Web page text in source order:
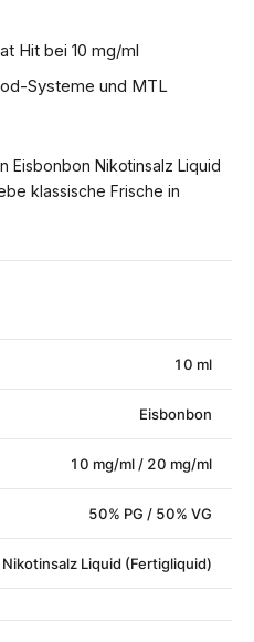
Hit bei 10 mg/ml
Systeme und MTL
Eisbonbon Nikotinsalz Liquid
klassische Frische in
10 ml
Eisbonbon
10 mg/ml / 20 mg/ml
50% PG / 50% VG
Nikotinsalz Liquid (Fertigliquid)